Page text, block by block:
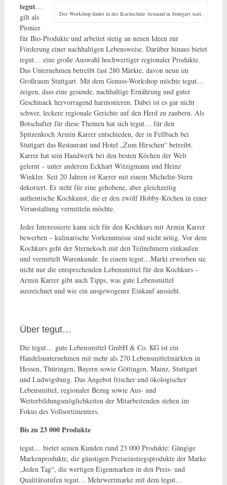
Der Workshop findet in der Kochschule Armand in Stuttgart statt.
tegut…
gilt als
Pionier
für Bio-Produkte und arbeitet stetig an neuen Ideen zur
Förderung einer nachhaltigen Lebensweise. Darüber hinaus bietet
tegut… eine große Auswahl hochwertiger regionaler Produkte.
Das Unternehmen betreibt fast 280 Märkte, davon neun im
Großraum Stuttgart. Mit dem Genuss-Workshop möchte tegut…
zeigen, dass eine gesunde, nachhaltige Ernährung und guter
Geschmack hervorragend harmonieren. Dabei ist es gar nicht
schwer, leckere regionale Gerichte auf den Herd zu zaubern. Als
Botschafter für diese Themen hat sich tegut… für den
Spitzenkoch Armin Karrer entschieden, der in Fellbach bei
Stuttgart das Restaurant und Hotel „Zum Hirschen“ betreibt.
Karrer hat sein Handwerk bei den besten Köchen der Welt
gelernt – unter anderem Eckhart Witzigmann und Heinz
Winkler. Seit 20 Jahren ist Karrer mit einem Michelin-Stern
dekoriert. Er steht für eine gehobene, aber gleichzeitig
authentische Kochkunst, die er den zwölf Hobby-Köchen in einer
Veranstaltung vermitteln möchte.
Jeder Interessierte kann sich für den Kochkurs mit Armin Karrer
bewerben – kulinarische Vorkenntnisse sind nicht nötig. Vor dem
Kochkurs geht der Sternekoch mit den Teilnehmern einkaufen
und vermittelt Warenkunde. In einem tegut…Markt erwerben sie
nicht nur die entsprechenden Lebensmittel für den Kochkurs –
Armin Karrer gibt auch Tipps, was gute Lebensmittel
auszeichnet und wie ein ausgewogener Einkauf aussieht.
Über tegut…
Die tegut… gute Lebensmittel GmbH & Co. KG ist ein
Handelsunternehmen mit mehr als 270 Lebensmittelmärkten in
Hessen, Thüringen, Bayern sowie Göttingen, Mainz, Stuttgart
und Ludwigsburg. Das Angebot frischer und ökologischer
Lebensmittel, regionaler Bezug sowie Aus- und
Weiterbildungsmöglichkeiten der Mitarbeitenden stehen im
Fokus des Vollsortimenters.
Bis zu 23 000 Produkte
tegut… bietet seinen Kunden rund 23 000 Produkte: Gängige
Markenprodukte, die günstigen Preiseinstiegsprodukte der Marke
„Jeden Tag“, die wertigen Eigenmarken in den Preis- und
Qualitätsstufen tegut… Mehrwertmarke mit dem tegut…